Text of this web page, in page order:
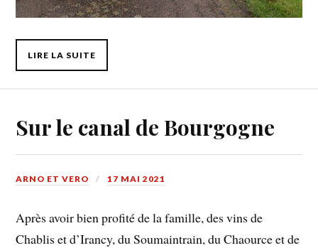
LIRE LA SUITE
Sur le canal de Bourgogne
ARNO ET VERO 17 MAI 2021
Après avoir bien profité de la famille, des vins de
Chablis et d’Irancy, du Soumaintrain, du Chaource et de